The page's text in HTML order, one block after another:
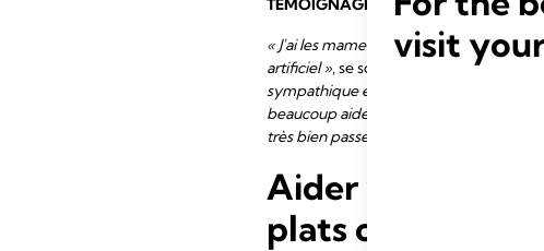
« J'ai les mamelons ombiliqués et,
artificiel », se souvient Nina, maman
sympathique est venue me rendre
beaucoup aidée. D'une manière ou
très bien passé et j'ai continué jusqu'à ses
Aider votre
plats ou
visit